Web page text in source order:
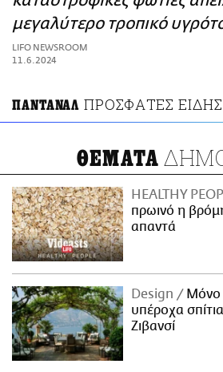
ΑΜΠΑ
PRINT
μεγαλύτερο τροπικό
LIFO NEWSROOM
11.6.2024
ΠΑΝΤΑΝΑΛ ΠΡΟΣΦΑΤΕΣ
ΘΕΜΑΤΑ
HEALTHY
πρωινό η
απαντά
Design
Μόνο
υπέροχα
Ζιβανσί